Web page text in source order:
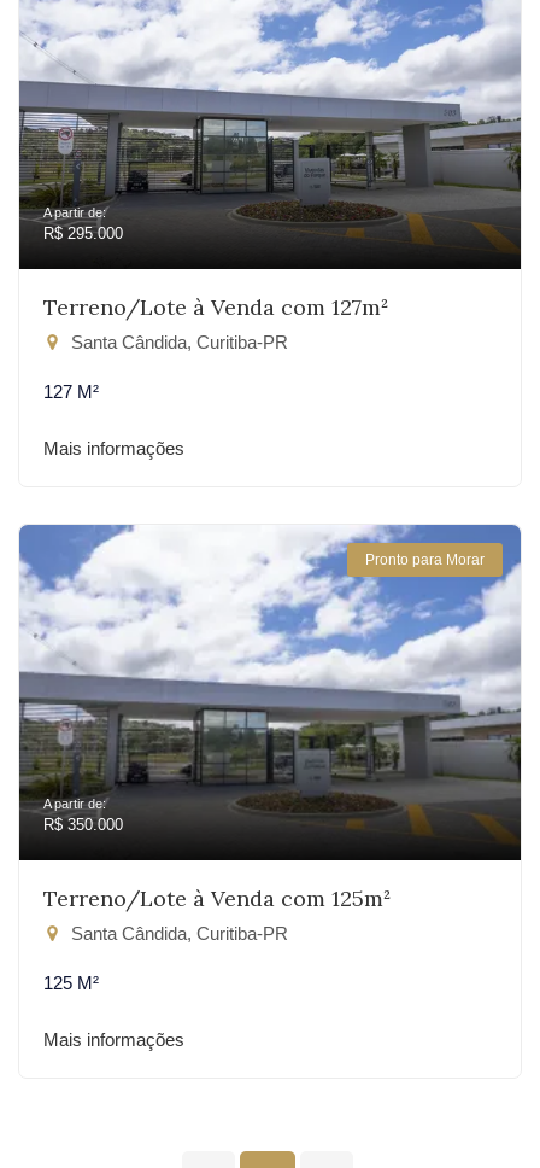
A partir de:
R$ 295.000
Terreno/Lote à Venda com 127m²
Santa Cândida, Curitiba-PR
127 M²
Mais informações
Pronto para Morar
A partir de:
R$ 350.000
Terreno/Lote à Venda com 125m²
Santa Cândida, Curitiba-PR
125 M²
Mais informações